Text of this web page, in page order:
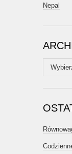
Nepal
Archiwum